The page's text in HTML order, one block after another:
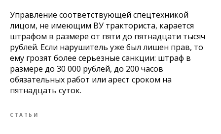
Управление соответствующей спецтехникой
лицом, не имеющим ВУ тракториста, карается
штрафом в размере от пяти до пятнадцати тысяч
рублей. Если нарушитель уже был лишен прав, то
ему грозят более серьезные санкции: штраф в
размере до 30 000 рублей, до 200 часов
обязательных работ или арест сроком на
пятнадцать суток.
СТАТЬИ